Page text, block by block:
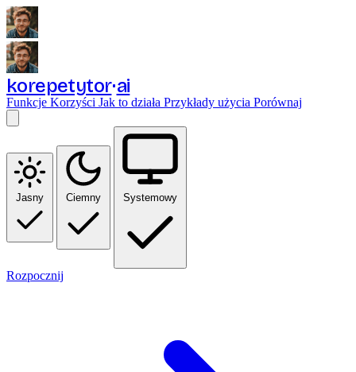
korepetytor ai
Funkcje Korzyści Jak to działa Przykłady użycia Porównaj
Jasny Ciemny Systemowy
Rozpocznij